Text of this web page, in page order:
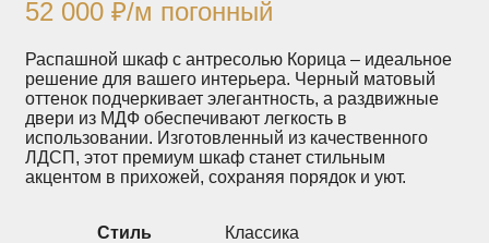
Стеллажи Тумбы
Шкафы по
назначению
Гардеробные
52 000₽/м погонный
Распашной шкаф с антресолью Корица – идеальное
решение для вашего интерьера. Черный матовый
оттенок подчеркивает элегантность, а раздвижные
двери из МДФ обеспечивают легкость в
использовании. Изготовленный из качественного
ЛДСП, этот премиум шкаф станет стильным
акцентом в прихожей, сохраняя порядок и уют.
Стиль
Классика